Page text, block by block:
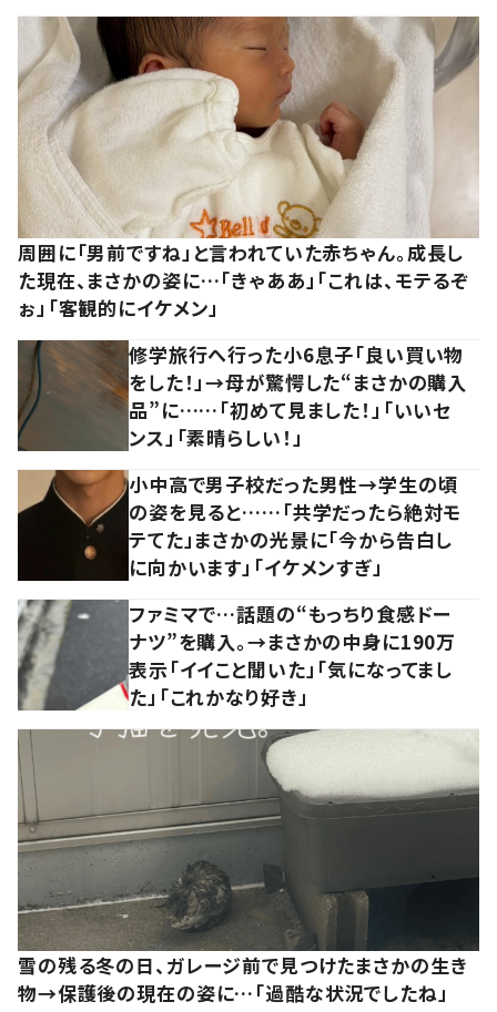
周囲に「男前ですね」と言われていた赤ちゃん。成長し
た現在、まさかの姿に…「きゃああ」「これは、モテるぞ
ぉ」「客観的にイケメン」
修学旅行へ行った小6息子「良い買い物
をした！」→母が驚愕した“まさかの購入
品”に……「初めて見ました！」「いいセ
ンス」「素晴らしい！」
小中高で男子校だった男性→学生の頃
の姿を見ると……「共学だったら絶対モ
テてた」まさかの光景に「今から告白し
に向かいます」「イケメンすぎ」
ファミマで…話題の“もっちり食感ドー
ナツ”を購入。→まさかの中身に190万
表示「イイこと聞いた」「気になってまし
た」「これかなり好き」
雪の残る冬の日、ガレージ前で見つけたまさかの生き
物→保護後の現在の姿に…「過酷な状況でしたね」